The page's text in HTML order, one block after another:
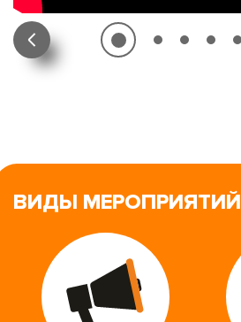
ВИДЫ МЕРОПРИЯТИЙ